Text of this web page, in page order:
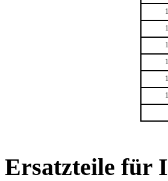
Ersatzteile für